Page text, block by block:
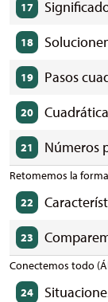
17
18
19 Pasos
20
21 Números
Retomemos la
22
23
Conectemos todo
24